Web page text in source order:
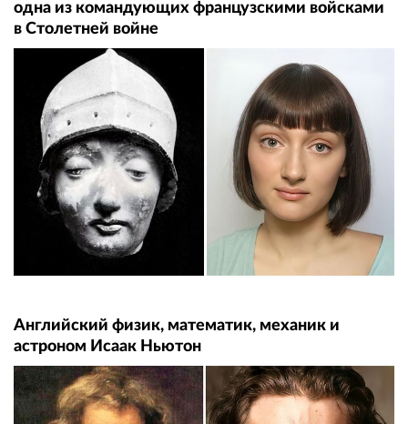
одна из командующих французскими войсками
в Столетней войне
Английский физик, математик, механик и
астроном Исаак Ньютон